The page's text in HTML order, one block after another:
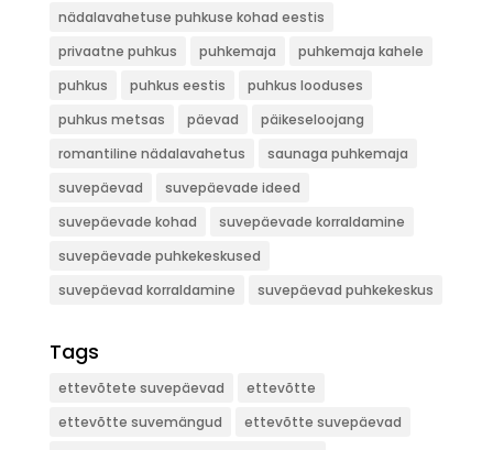
nädalavahetuse puhkuse kohad eestis
privaatne puhkus
puhkemaja
puhkemaja kahele
puhkus
puhkus eestis
puhkus looduses
puhkus metsas
päevad
päikeseloojang
romantiline nädalavahetus
saunaga puhkemaja
suvepäevad
suvepäevade ideed
suvepäevade kohad
suvepäevade korraldamine
suvepäevade puhkekeskused
suvepäevad korraldamine
suvepäevad puhkekeskus
Tags
ettevõtete suvepäevad
ettevõtte
ettevõtte suvemängud
ettevõtte suvepäevad